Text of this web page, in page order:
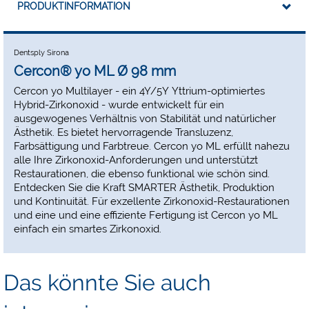
PRODUKTINFORMATION
Dentsply Sirona
Cercon® yo ML Ø 98 mm
Cercon yo Multilayer - ein 4Y/5Y Yttrium-optimiertes
Hybrid-Zirkonoxid - wurde entwickelt für ein
ausgewogenes Verhältnis von Stabilität und natürlicher
Ästhetik. Es bietet hervorragende Transluzenz,
Farbsättigung und Farbtreue. Cercon yo ML erfüllt nahezu
alle Ihre Zirkonoxid-Anforderungen und unterstützt
Restaurationen, die ebenso funktional wie schön sind.
Entdecken Sie die Kraft SMARTER Ästhetik, Produktion
und Kontinuität. Für exzellente Zirkonoxid-Restaurationen
und eine und eine effiziente Fertigung ist Cercon yo ML
einfach ein smartes Zirkonoxid.
Das könnte Sie auch